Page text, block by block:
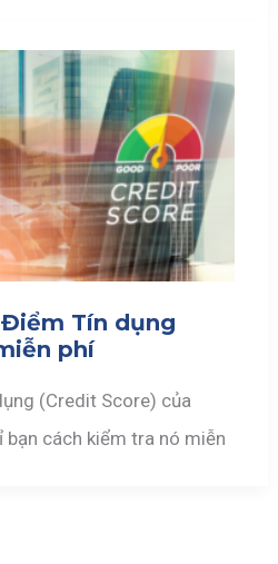
Tín dụng
phí
(Credit Score) của
bạn cách kiểm tra nó miễn